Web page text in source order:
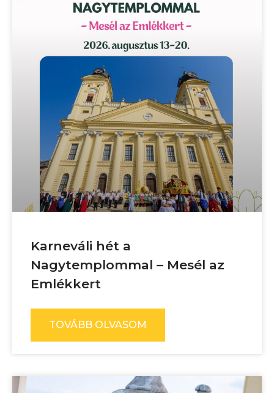
Karneváli hét a
Nagytemplommal – Mesél az
Emlékkert
TOVÁBB OLVASOM